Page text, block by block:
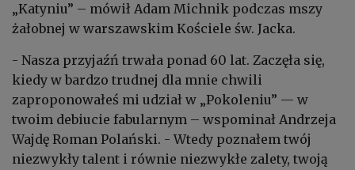
„Katyniu” – mówił Adam Michnik podczas mszy
żałobnej w warszawskim Kościele św. Jacka.
- Nasza przyjaźń trwała ponad 60 lat. Zaczęła się,
kiedy w bardzo trudnej dla mnie chwili
zaproponowałeś mi udział w „Pokoleniu” — w
twoim debiucie fabularnym – wspominał Andrzeja
Wajdę Roman Polański. - Wtedy poznałem twój
niezwykły talent i równie niezwykłe zalety, twoją